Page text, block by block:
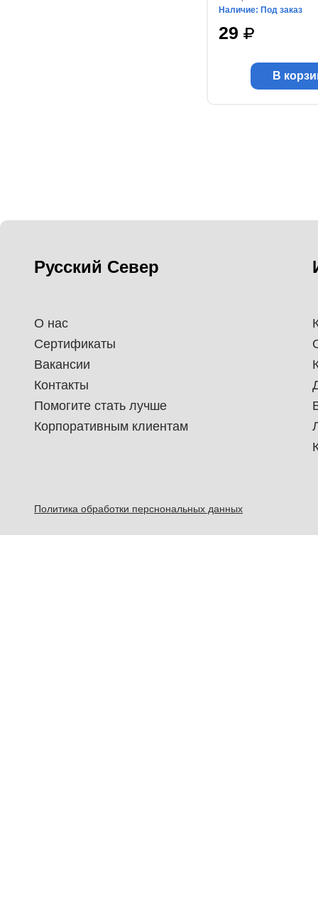
Наличие: Под заказ
29
В
Русский Север
О нас
Сертификаты
Вакансии
Контакты
Помогите стать лучше
Корпоративным клиентам
Политика обработки перснональных данных